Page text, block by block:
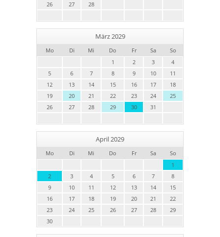
26
27 28
März 2029
Mo Di Mi Do Fr Sa
So
1
2 3
4
5
6 7 8 9 10
11
12
13 14 15 16 17
18
19
20 21 22 23 24
25
26
27 28 29 30 31
April 2029
Mo Di Mi Do Fr Sa
So
1
2
3 4 5 6 7
8
9
10 11 12 13 14
15
16
17 18 19 20 21
22
23
24 25 26 27 28
29
30